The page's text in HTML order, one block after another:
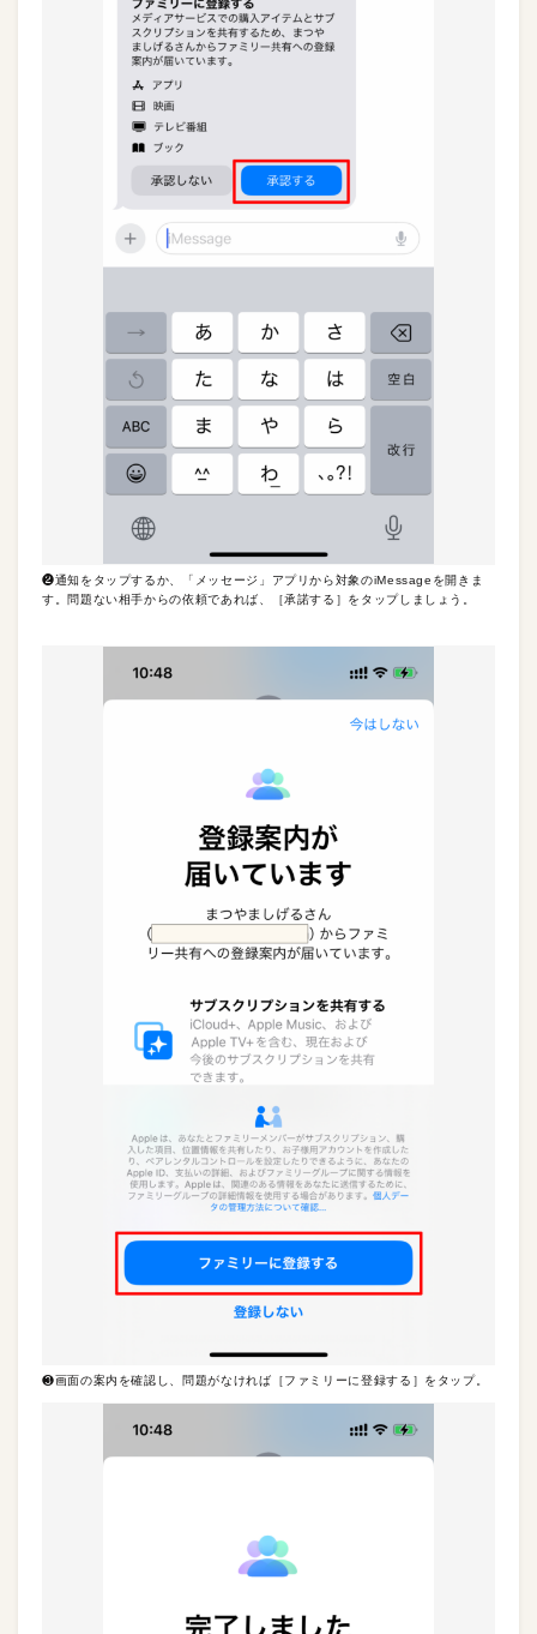
❷通知をタップするか、「メッセージ」アプリから対象のiMessageを開きま
す。問題ない相手からの依頼であれば、［承諾する］をタップしましょう。
❸画面の案内を確認し、問題がなければ［ファミリーに登録する］をタップ。